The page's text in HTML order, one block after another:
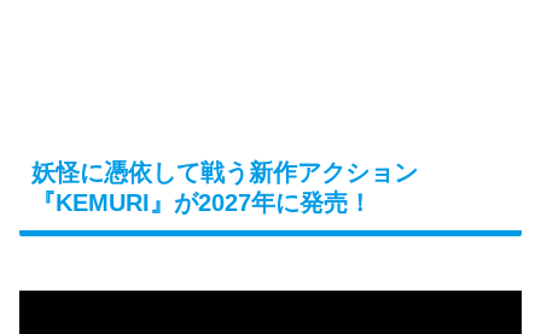
妖怪に憑依して戦う新作アクション
『KEMURI』が2027年に発売！